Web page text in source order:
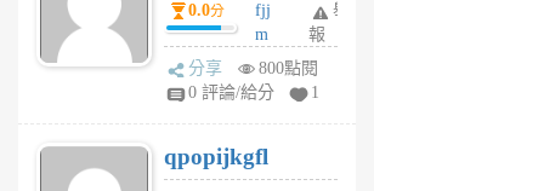
月
前
0.0分
fjj
m
w
rs
6
個
舉
報
分享
800點閱
0 評論/給分
1
qpopijkgfl